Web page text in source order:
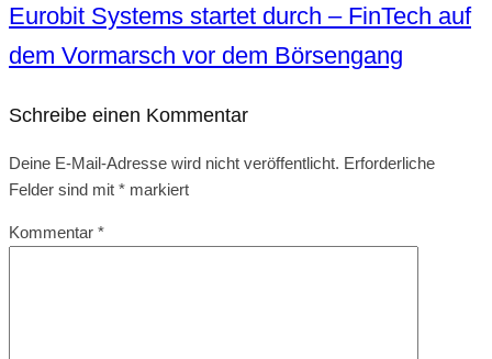
Eurobit Systems startet durch – FinTech auf
dem Vormarsch vor dem Börsengang
Schreibe einen Kommentar
Deine E-Mail-Adresse wird nicht veröffentlicht. Erforderliche
Felder sind mit * markiert
Kommentar *